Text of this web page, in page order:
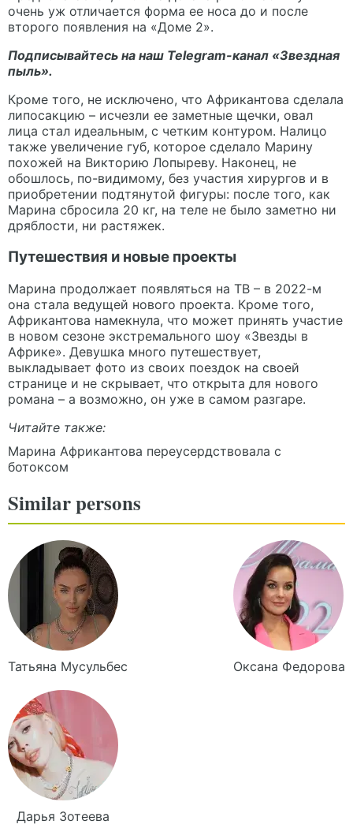
очень уж отличается форма ее носа до и после
второго появления на «Доме 2».
Подписывайтесь на наш Telegram-канал «Звездная
пыль».
Кроме того, не исключено, что Африкантова сделала
липосакцию – исчезли ее заметные щечки, овал
лица стал идеальным, с четким контуром. Налицо
также увеличение губ, которое сделало Марину
похожей на Викторию Лопыреву. Наконец, не
обошлось, по-видимому, без участия хирургов и в
приобретении подтянутой фигуры: после того, как
Марина сбросила 20 кг, на теле не было заметно ни
дряблости, ни растяжек.
Путешествия и новые проекты
Марина продолжает появляться на ТВ – в 2022-м
она стала ведущей нового проекта. Кроме того,
Африкантова намекнула, что может принять участие
в новом сезоне экстремального шоу «Звезды в
Африке». Девушка много путешествует,
выкладывает фото из своих поездок на своей
странице и не скрывает, что открыта для нового
романа – а возможно, он уже в самом разгаре.
Читайте также:
Марина Африкантова переусердствовала с
ботоксом
Similar persons
Татьяна Мусульбес Оксана Федорова
Дарья Зотеева